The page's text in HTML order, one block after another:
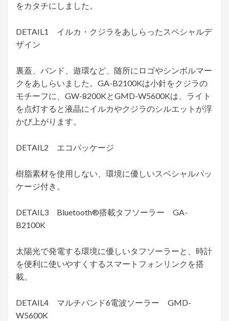
をカタチにしました。
DETAIL1 イルカ・クジラをあしらったスペシャルデ
ザイン
裏蓋、バンド、遊環など、随所にロゴやシンボルマー
クをあしらいました。GA-B2100Kは小針をクジラの
モチーフに、GW-8200KとGMD-W5600Kは、ライト
を点灯すると液晶にイルカやクジラのシルエットが浮
かび上がります。
DETAIL2 エコパッケージ
樹脂素材を使用しない、環境に優しいスペシャルパッ
ケージ付き。
DETAIL3 Bluetooth®搭載タフソーラー GA-
B2100K
太陽光で発電する環境に優しいタフソーラーと、時計
を便利に使いやすくするスマートフォンリンクを搭
載。
DETAIL4 マルチバンド6電波ソーラー GMD-
W5600K